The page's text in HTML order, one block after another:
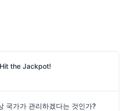
the Jackpot!
국가가 관리하겠다는 것인가?